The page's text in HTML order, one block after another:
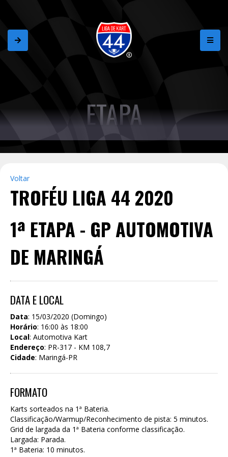
ETAPA
Voltar
TROFÉU LIGA 44 2020
1ª ETAPA - GP AUTOMOTIVA
DE MARINGÁ
DATA E LOCAL
Data: 15/03/2020 (Domingo)
Horário: 16:00 às 18:00
Local: Automotiva Kart
Endereço: PR-317 - KM 108,7
Cidade: Maringá-PR
FORMATO
Karts sorteados na 1ª Bateria.
Classificação/Warmup/Reconhecimento de pista: 5 minutos.
Grid de largada da 1ª Bateria conforme classificação.
Largada: Parada.
1ª Bateria: 10 minutos.